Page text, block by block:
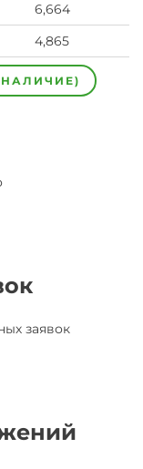
6,664
4,865
заявок